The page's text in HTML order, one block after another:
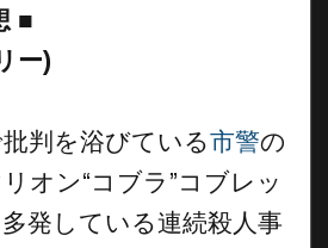
■
ー)
判を浴びている市警の
オン“コブラ”コブレッ
発している連続殺人事